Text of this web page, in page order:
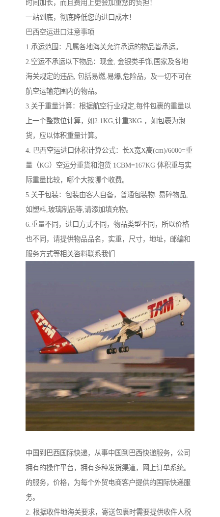
时间加长，而且费用上更会加重您的负担！
一站到底，彻底降低您的进口成本！
巴西空运进口注意事项
1.承运范围：凡属各地海关允许承运的物品皆承运。
2.空运不承运以下物品：现金, 金银类手饰,国家及各地
海关规定的违品, 包括易燃,易爆,危险品，及一切不可在
航空运输范围内的物品。
3.关于重量计算：根据航空行业规定,每件包裹的重量以
上一个整数位计算，如2.1KG,计重3KG.，如包裹为泡
货，应以体积重量计算。
4. 巴西空运进口体积计算公式：长X宽X高(cm)/6000=重
量（KG）空运分重货和泡货 1CBM=167KG 体积重与实
际重量比较，哪个大按哪个收费。
5.关于包装：包装由客人自备，普通包装物. 易碎物品,
如塑料,玻璃制品等,请添加填充物。
6.重量不同，进口方式不同，物品类型不同，所以价格
也不同，请提供物品品名，实重，尺寸，地址，邮编和
服务方式等相关咨料联系我们
中国到巴西国际快递，从事中国到巴西快递服务，公司
拥有的操作平台，拥有多种发货渠道，网上订单系统。
的服务，价格，为每个外贸电商客户提供的国际快递服
务。
2. 根据收件地海关要求，寄送包裹时需要提供收件人税